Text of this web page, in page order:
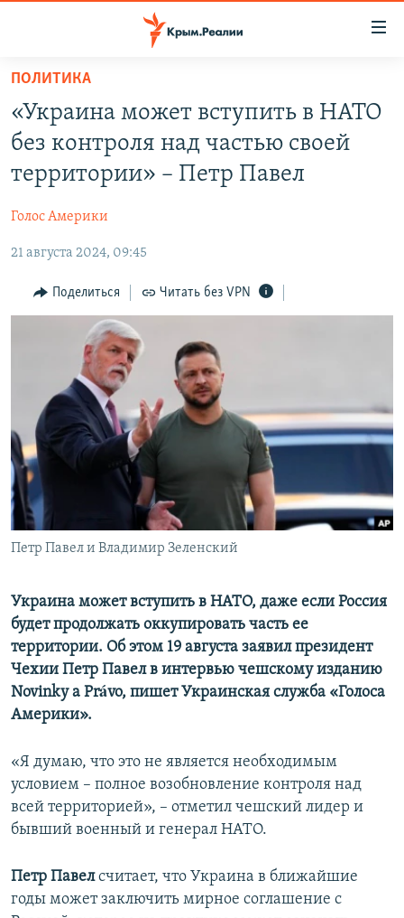
Вернуться
основному
содержанию
главной
навигации
Вернутся
поиску
СПЕЦПРОЕКТЫ
11 ЛЕТ ОККУПАЦИИ КРЫМА. 11 ИСТОРИЙ СОПРОТИВЛЕНИЯ
ЕЩЕ
ИНТЕРАКТИВ
ИНФОГРАФИКА
ТЕЛЕПРОЕКТ КРЫМ.РЕАЛИИ
СОВЕТЫ ПРАВОЗАЩИТНИКОВ
ПРОПАВШИЕ БЕЗ ВЕСТИ
ПОБЕДИТЕЛЕЙ НЕ СУДЯТ?
КРЫМ.НЕПОКОРЕННЫЙ
ELIFBE
УКРАИНСКАЯ ПРОБЛЕМА КРЫМА
РАДІО СВОБОДА
КАК ОБОЙТИ БЛОКИРОВКУ
Українською
Qırımtatar
ПРИСОЕДИНЯЙТЕСЬ!
Все сайты RFE/RL
ПОЛИТИКА
«Украина может вступить в НАТО
без контроля над частью своей
территории» – Петр Павел
Голос Америки
21 августа 2024, 09:45
Поделиться Читать без VPN
Петр Павел и Владимир Зеленский
Украина может вступить в НАТО, даже если Россия
будет продолжать оккупировать часть ее
территории. Об этом 19 августа заявил президент
Чехии Петр Павел в интервью чешскому изданию
Novinky a Právo, пишет Украинская служба «Голоса
Америки».
«Я думаю, что это не является необходимым
условием – полное возобновление контроля над
всей территорией», – отметил чешский лидер и
бывший военный и генерал НАТО.
Петр Павелсчитает, что Украина в ближайшие
годы может заключить мирное соглашение с